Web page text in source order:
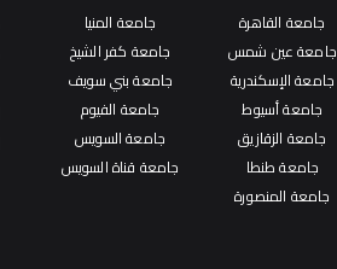
جامعة القاهرة
جامعة عين شمس
جامعة الإسكندرية
جامعة أسيوط
جامعة الزقازيق
جامعة طنطا
جامعة المنصورة
جامعة المنيا
جامعة كفر الشيخ
جامعة بني سويف
جامعة الفيوم
جامعة السويس
جامعة قناة السويس